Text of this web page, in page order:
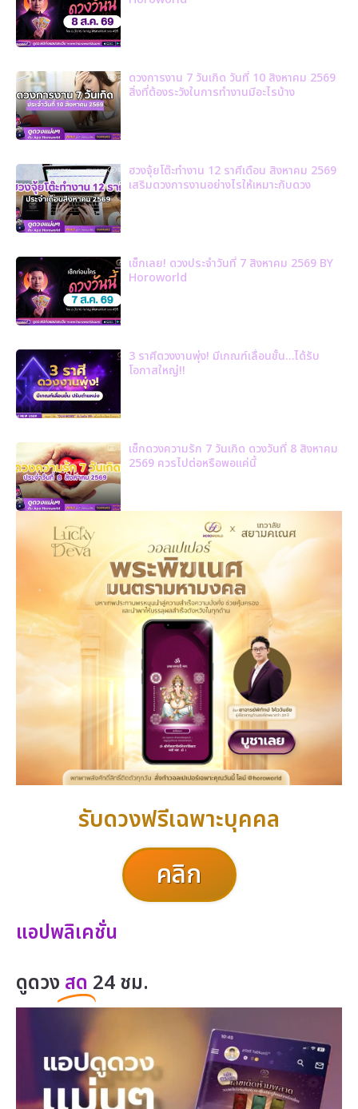
ดวงการงาน 7 วันเกิด วันที่ 10 สิงหาคม 2569
สิ่งที่ต้องระวังในการทำงานมีอะไรบ้าง
ฮวงจุ้ยโต๊ะทำงาน 12 ราศีเดือน สิงหาคม 2569
เสริมดวงการงานอย่างไรให้เหมาะกับดวง
เช็กเลย! ดวงประจำวันที่ 7 สิงหาคม 2569 BY
Horoworld
3 ราศีดวงงานพุ่ง! มีเกณฑ์เลื่อนขั้น…ได้รับ
โอกาสใหญ่!!
เช็กดวงความรัก 7 วันเกิด ดวงวันที่ 8 สิงหาคม
2569 ควรไปต่อหรือพอแค่นี้
รับดวงฟรีเฉพาะบุคคล
คลิก
แอปพลิเคชั่น
ดูดวง สด 24 ชม.